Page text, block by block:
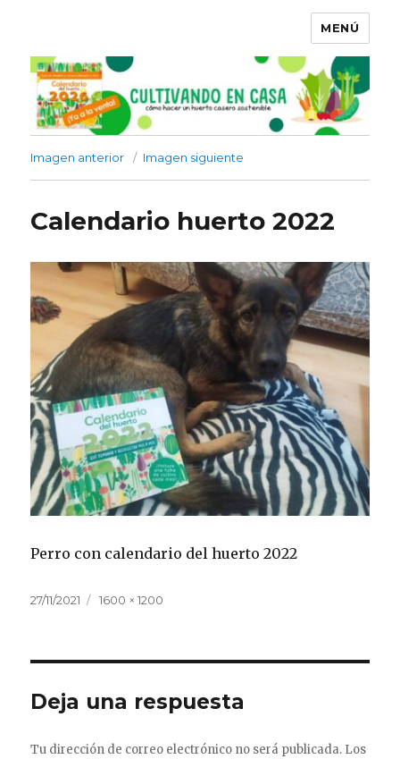
MENÚ
Imagen anterior Imagen siguiente
Calendario huerto 2022
Perro con calendario del huerto 2022
Publicado
27/11/2021
Tamaño
1600 × 1200
Deja una respuesta
Tu dirección de correo electrónico no será publicada. Los